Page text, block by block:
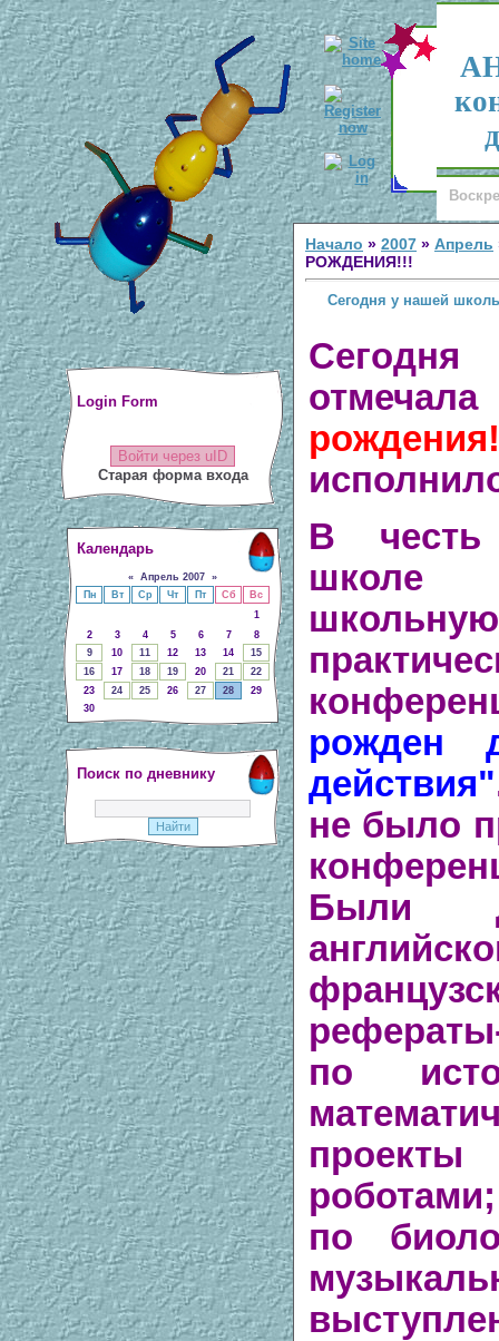
Login Form
Войти через uID
Старая форма входа
Календарь
« Апрель 2007 »
Пн
Вт Ср Чт Пт Сб
Вс
1
2
3 4 5 6 7
8
9
10 11 12 13 14
15
16
17 18 19 20 21
22
23
24 25 26 27 28
29
30
Поиск по дневнику
Начало » 2007 » Апрель
РОЖДЕНИЯ!!!
Сегодня у нашей
рождения!
В честь
школе
рожден
действия"
не было
Были
по
по